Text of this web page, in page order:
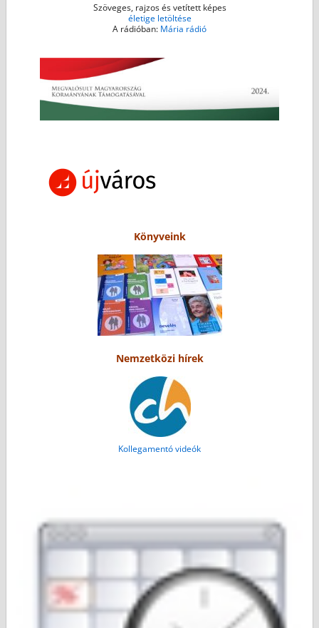
Szöveges, rajzos és vetített képes
életige letöltése
A rádióban: Mária rádió
Könyveink
Nemzetközi hírek
Kollegamentó videók